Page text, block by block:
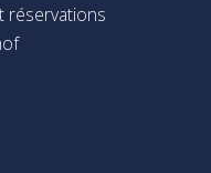
réservations